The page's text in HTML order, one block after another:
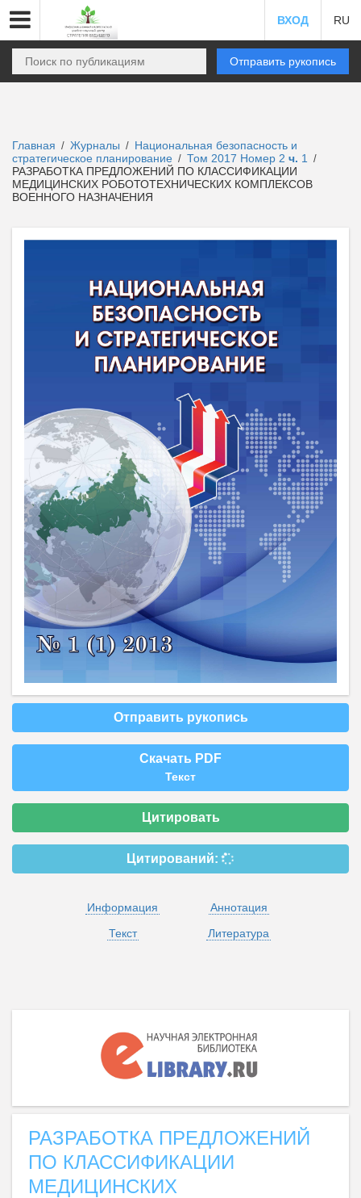
ВХОД RU
Отправить рукопись
Главная / Журналы / Национальная безопасность и
стратегическое планирование / Том 2017 Номер 2 ч. 1 /
РАЗРАБОТКА ПРЕДЛОЖЕНИЙ ПО КЛАССИФИКАЦИИ
МЕДИЦИНСКИХ РОБОТОТЕХНИЧЕСКИХ КОМПЛЕКСОВ
ВОЕННОГО НАЗНАЧЕНИЯ
Отправить рукопись
Скачать PDF
Текст
Цитировать
Цитирований:
Информация
Аннотация
Текст
Литература
РАЗРАБОТКА ПРЕДЛОЖЕНИЙ
ПО КЛАССИФИКАЦИИ
МЕДИЦИНСКИХ